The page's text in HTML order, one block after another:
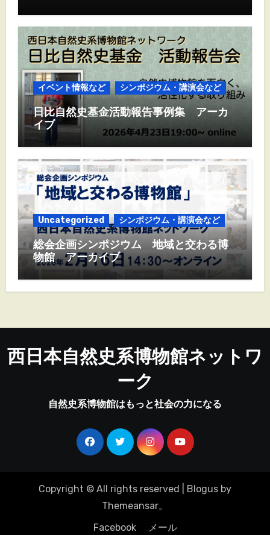
イベント情報など シンポジウム・講演会など
日比自然史基金活動報告事例集 アーカ
イブ
Uncategorized シンポジウム・講演会など
総会企画シンポジウム 地域と交わる博
物館 アーカイブ
西日本自然史系博物館ネットワ
ーク
自然史系博物館はもっと社会の力になる
Copyright © All rights reserved Blogus by
Themeansar。
Facebook
メール